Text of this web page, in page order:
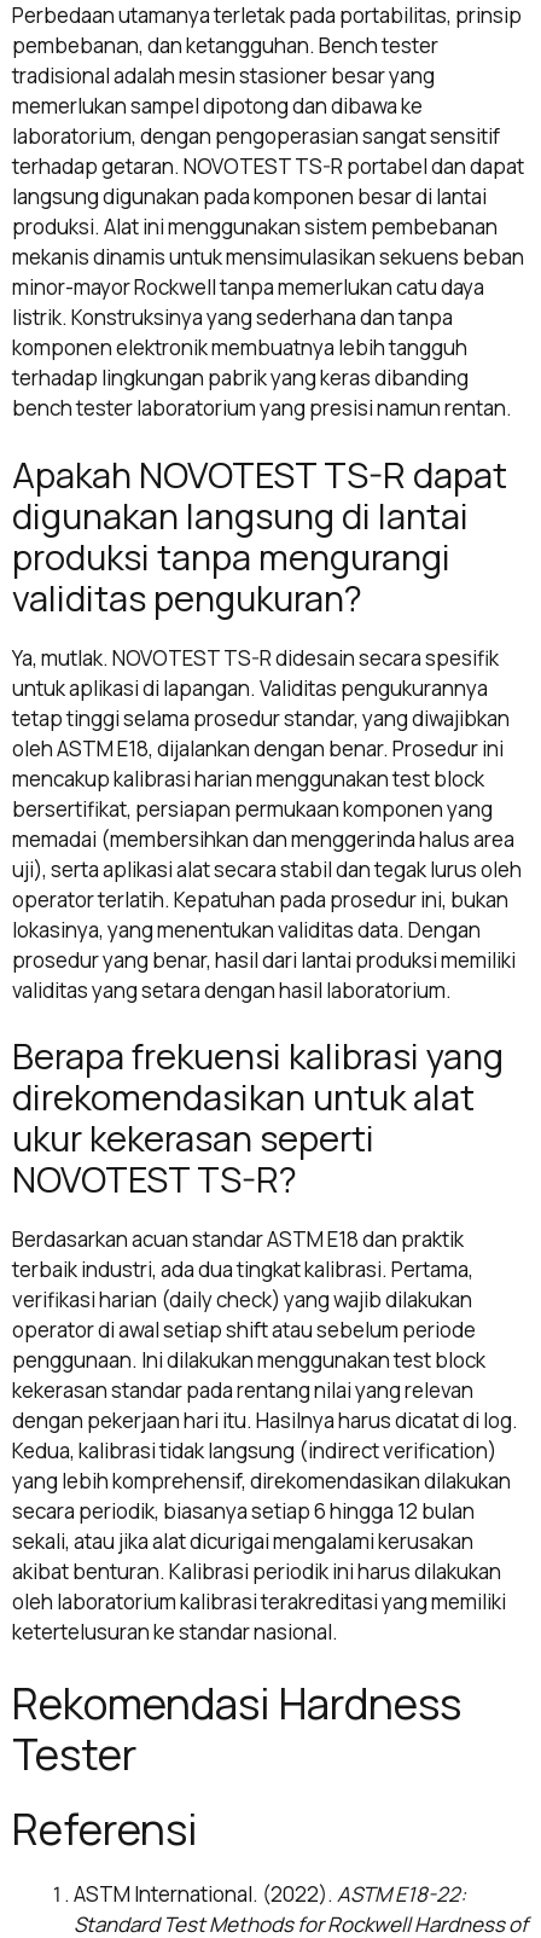
Perbedaan utamanya terletak pada portabilitas, prinsip
pembebanan, dan ketangguhan. Bench tester
tradisional adalah mesin stasioner besar yang
memerlukan sampel dipotong dan dibawa ke
laboratorium, dengan pengoperasian sangat sensitif
terhadap getaran. NOVOTEST TS-R portabel dan dapat
langsung digunakan pada komponen besar di lantai
produksi. Alat ini menggunakan sistem pembebanan
mekanis dinamis untuk mensimulasikan sekuens beban
minor-mayor Rockwell tanpa memerlukan catu daya
listrik. Konstruksinya yang sederhana dan tanpa
komponen elektronik membuatnya lebih tangguh
terhadap lingkungan pabrik yang keras dibanding
bench tester laboratorium yang presisi namun rentan.
Apakah NOVOTEST TS-R dapat
digunakan langsung di lantai
produksi tanpa mengurangi
validitas pengukuran?
Ya, mutlak. NOVOTEST TS-R didesain secara spesifik
untuk aplikasi di lapangan. Validitas pengukurannya
tetap tinggi selama prosedur standar, yang diwajibkan
oleh ASTM E18, dijalankan dengan benar. Prosedur ini
mencakup kalibrasi harian menggunakan test block
bersertifikat, persiapan permukaan komponen yang
memadai (membersihkan dan menggerinda halus area
uji), serta aplikasi alat secara stabil dan tegak lurus oleh
operator terlatih. Kepatuhan pada prosedur ini, bukan
lokasinya, yang menentukan validitas data. Dengan
prosedur yang benar, hasil dari lantai produksi memiliki
validitas yang setara dengan hasil laboratorium.
Berapa frekuensi kalibrasi yang
direkomendasikan untuk alat
ukur kekerasan seperti
NOVOTEST TS-R?
Berdasarkan acuan standar ASTM E18 dan praktik
terbaik industri, ada dua tingkat kalibrasi. Pertama,
verifikasi harian (daily check) yang wajib dilakukan
operator di awal setiap shift atau sebelum periode
penggunaan. Ini dilakukan menggunakan test block
kekerasan standar pada rentang nilai yang relevan
dengan pekerjaan hari itu. Hasilnya harus dicatat di log.
Kedua, kalibrasi tidak langsung (indirect verification)
yang lebih komprehensif, direkomendasikan dilakukan
secara periodik, biasanya setiap 6 hingga 12 bulan
sekali, atau jika alat dicurigai mengalami kerusakan
akibat benturan. Kalibrasi periodik ini harus dilakukan
oleh laboratorium kalibrasi terakreditasi yang memiliki
ketertelusuran ke standar nasional.
Rekomendasi Hardness
Tester
Referensi
ASTM International. (2022). ASTM E18-22:
Standard Test Methods for Rockwell Hardness of